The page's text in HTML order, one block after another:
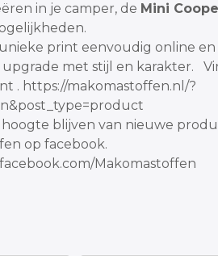
in je camper, de Mini
print eenvoudig online
upgrade met stijl en karakter.
. https://makomastoffen.nl/?
blijven van nieuwe
op facebook.
Makomastoffen